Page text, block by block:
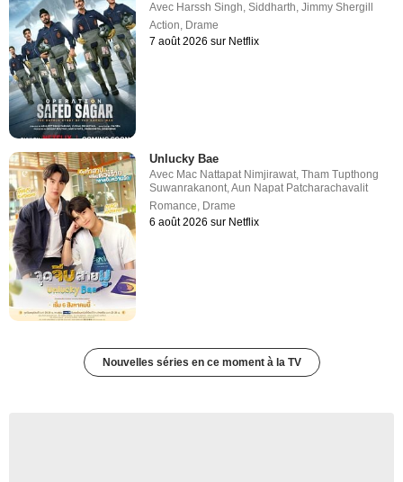
Avec Harssh Singh,Siddharth,Jimmy Shergill
Action, Drame
7 août 2026 sur Netflix
Unlucky Bae
Avec Mac Nattapat Nimjirawat ,Tham Tupthong
Suwanrakanont ,Aun Napat Patcharachavalit
Romance Drame
6 août 2026 sur Netflix
Nouvelles séries en ce moment à la TV